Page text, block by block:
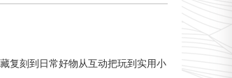
复刻到日常好物从互动把玩到实用小